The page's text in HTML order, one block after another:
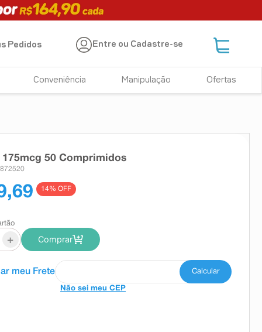
Pedidos Entre ou Cadastre-se
Conveniência Manipulação Ofertas
175mcg 50 Comprimidos
14% OFF
+ Comprar
Não sei meu CEP